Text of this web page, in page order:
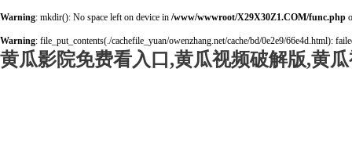
Warning: mkdir(): No space left on device in /www/wwwroot/X29X30Z1.COM/func.php
Warning: file_put_contents(./cachefile_yuan/owenzhang.net/cache/bd/0e2e9/66e4d.html):
黄瓜影院免费看入口,黄瓜视频破解版,黄